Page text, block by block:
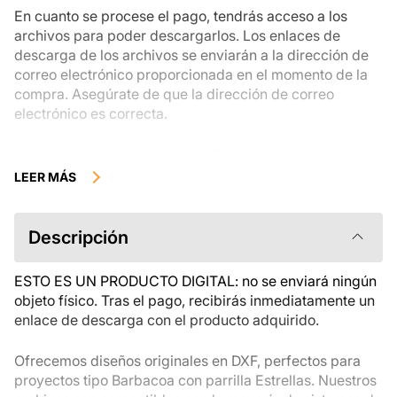
En cuanto se procese el pago, tendrás acceso a los
archivos para poder descargarlos. Los enlaces de
descarga de los archivos se enviarán a la dirección de
correo electrónico proporcionada en el momento de la
compra. Asegúrate de que la dirección de correo
electrónico es correcta.
instantánea no se pueden devolver, cambiar ni cancelar
descripción del producto atentamente antes de
comprarlo y que te pongas en contacto con nosotros si
tienes alguna duda. Si tienes problemas con el pedido,
ponte en contacto directamente con el vendedor.
LEER MÁS
Descripción
ESTO ES UN PRODUCTO DIGITAL: no se enviará ningún
objeto físico. Tras el pago, recibirás inmediatamente un
enlace de descarga con el producto adquirido.
Ofrecemos diseños originales en DXF, perfectos para
proyectos tipo Barbacoa con parrilla Estrellas. Nuestros